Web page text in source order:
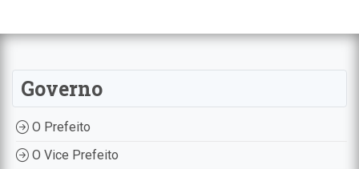
Governo
O Prefeito
O Vice Prefeito